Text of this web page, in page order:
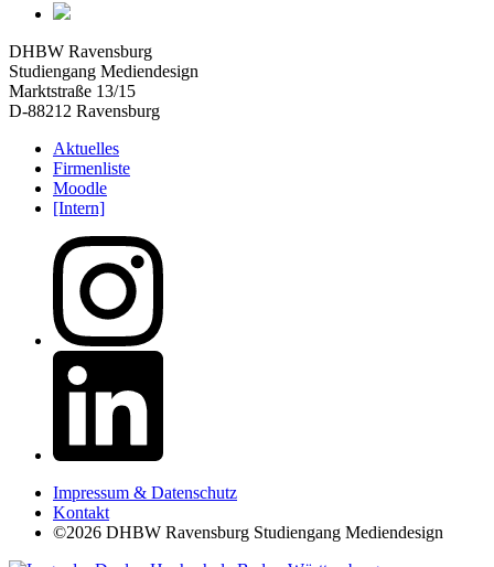
DHBW Ravensburg
Studiengang Mediendesign
Marktstraße 13/15
D-88212 Ravensburg
Aktuelles
Firmenliste
Moodle
[Intern]
Impressum & Datenschutz
Kontakt
©2026 DHBW Ravensburg Studiengang Mediendesign